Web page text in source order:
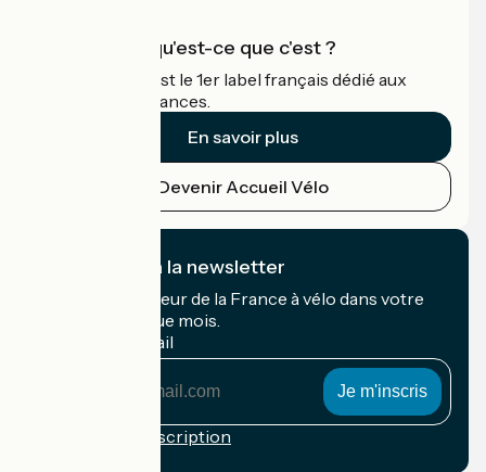
Accueil Vélo qu'est-ce que c'est ?
Accueil Vélo c'est le 1er label français dédié aux
cyclistes en vacances.
En savoir plus
Devenir Accueil Vélo
Je m'abonne à la newsletter
Recevez le meilleur de la France à vélo dans votre
boîte mail chaque mois.
Mon adresse mail
Conditions d'inscription